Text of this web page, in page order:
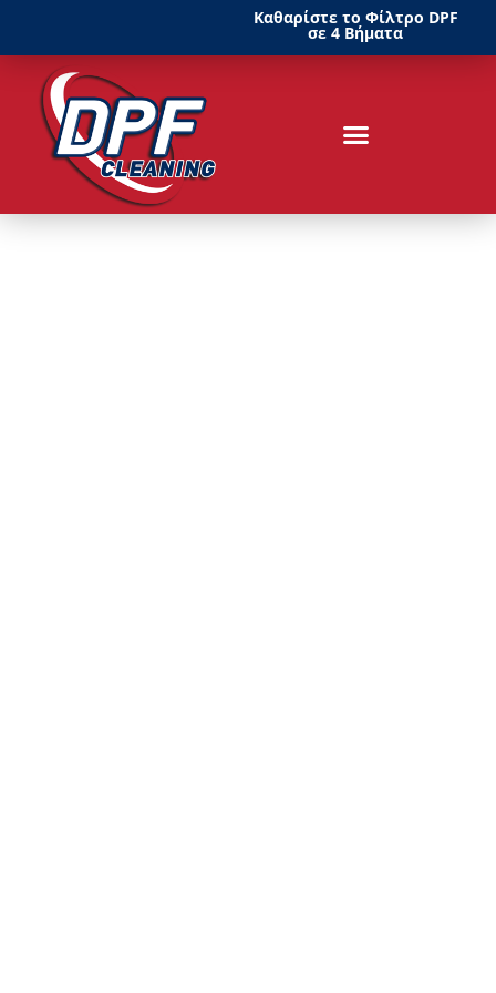
Καθαρίστε το Φίλτρο DPF
σε 4 Βήματα